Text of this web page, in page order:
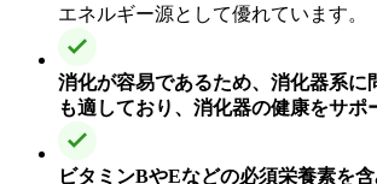
エネルギー源として優れています。
消化が容易であるため、消化器系に
も適しており、消化器の健康をサポ
ビタミンBやEなどの必須栄養素を